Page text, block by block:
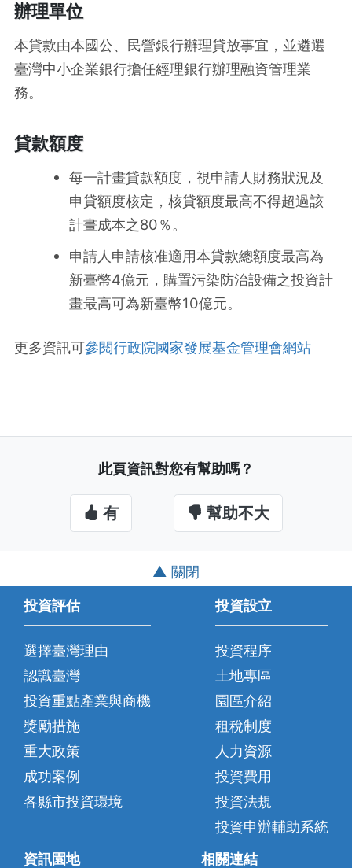
辦理單位
本貸款由本國公、民營銀行辦理貸放事宜，並遴選
臺灣中小企業銀行擔任經理銀行辦理融資管理業
務。
貸款額度
每一計畫貸款額度，視申請人財務狀況及
申貸額度核定，核貸額度最高不得超過該
計畫成本之80％。
申請人申請核准適用本貸款總額度最高為
新臺幣4億元，購置污染防治設備之投資計
畫最高可為新臺幣10億元。
更多資訊可參閱行政院國家發展基金管理會網站
此頁資訊對您有幫助嗎？
有 幫助不大
▲ 關閉
投資評估
選擇臺灣理由
認識臺灣
投資重點產業與商機
獎勵措施
重大政策
成功案例
各縣市投資環境
投資設立
投資程序
土地專區
園區介紹
租稅制度
人力資源
投資費用
投資法規
投資申辦輔助系統
資訊園地 相關連結